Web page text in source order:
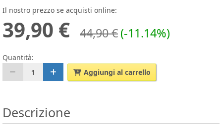
Il nostro prezzo se acquisti online:
39,90 € 44,90 €(-11.14%)
Quantità:
1
Aggiungi al carrello
Descrizione